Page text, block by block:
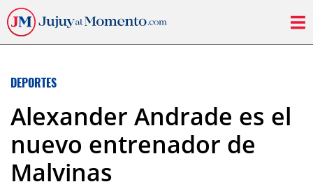
DEPORTES
Alexander Andrade es el
nuevo entrenador de
Malvinas